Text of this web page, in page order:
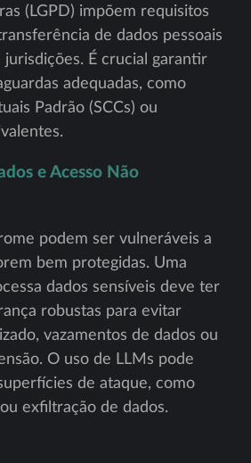
(LGPD) impõem requisitos
de dados pessoais
jurisdições. É crucial garantir
adequadas, como
Padrão (SCCs) ou
e Acesso Não
podem ser vulneráveis a
bem protegidas. Uma
dados sensíveis deve ter
robustas para evitar
vazamentos de dados ou
O uso de LLMs pode
de ataque, como
exfiltração de dados.